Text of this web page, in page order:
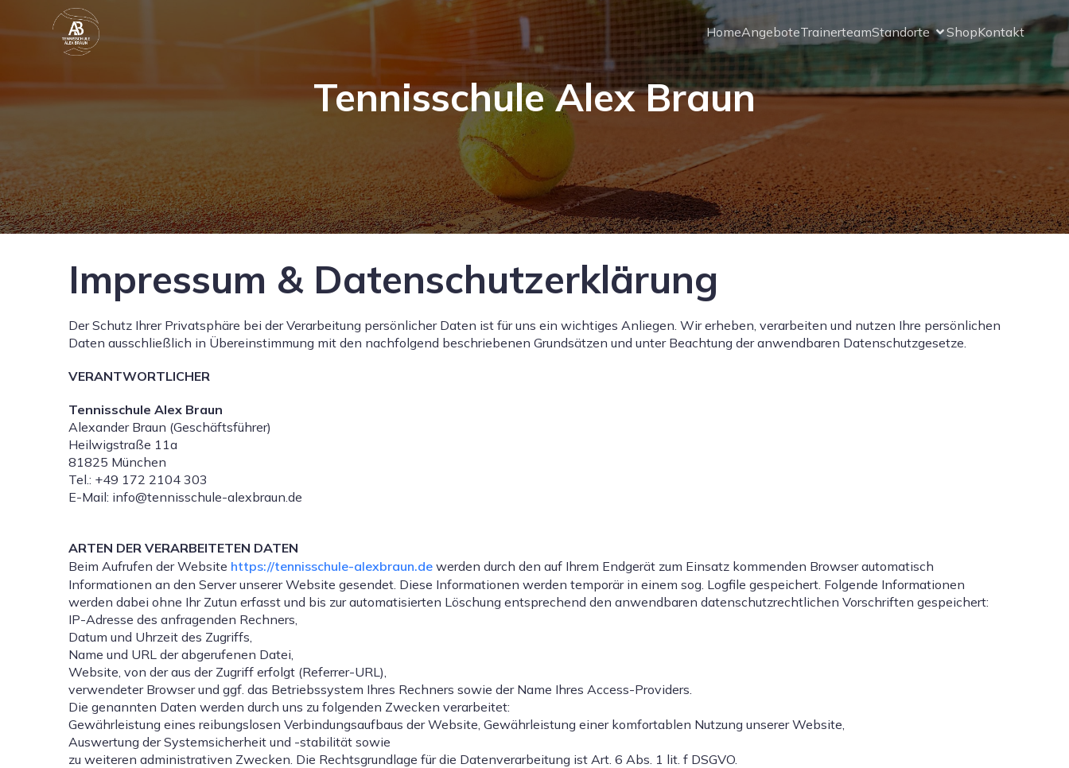
HomeAngeboteTrainerteamStandorte ShopKontakt
Tennisschule Alex Braun
Impressum & Datenschutzerklärung
Der Schutz Ihrer Privatsphäre bei der Verarbeitung persönlicher Daten ist für uns ein wichtiges Anliegen. Wir erheben, verarbeiten und nutzen Ihre persönlichen
Daten ausschließlich in Übereinstimmung mit den nachfolgend beschriebenen Grundsätzen und unter Beachtung der anwendbaren Datenschutzgesetze.
VERANTWORTLICHER
Tennisschule Alex Braun
Alexander Braun (Geschäftsführer)
Heilwigstraße 11a
81825 München
Tel.: +49 172 2104 303
E-Mail: info@tennisschule-alexbraun.de
ARTEN DER VERARBEITETEN DATEN
Beim Aufrufen der Website https://tennisschule-alexbraun.de werden durch den auf Ihrem Endgerät zum Einsatz kommenden Browser automatisch
Informationen an den Server unserer Website gesendet. Diese Informationen werden temporär in einem sog. Logfile gespeichert. Folgende Informationen
werden dabei ohne Ihr Zutun erfasst und bis zur automatisierten Löschung entsprechend den anwendbaren datenschutzrechtlichen Vorschriften gespeichert:
IP-Adresse des anfragenden Rechners,
Datum und Uhrzeit des Zugriffs,
Name und URL der abgerufenen Datei,
Website, von der aus der Zugriff erfolgt (Referrer-URL),
verwendeter Browser und ggf. das Betriebssystem Ihres Rechners sowie der Name Ihres Access-Providers.
Die genannten Daten werden durch uns zu folgenden Zwecken verarbeitet:
Gewährleistung eines reibungslosen Verbindungsaufbaus der Website, Gewährleistung einer komfortablen Nutzung unserer Website,
Auswertung der Systemsicherheit und -stabilität sowie
zu weiteren administrativen Zwecken. Die Rechtsgrundlage für die Datenverarbeitung ist Art. 6 Abs. 1 lit. f DSGVO.